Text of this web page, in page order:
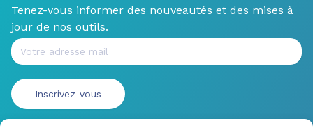
Tenez-vous informer des nouveautés et des mises à
jour de nos outils.